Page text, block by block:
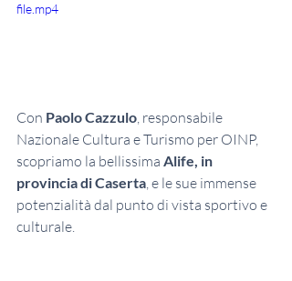
file.mp4
Con Paolo Cazzulo , responsabile
Nazionale Cultura e Turismo per OINP,
scopriamo la bellissima Alife, in
provincia di Caserta , e le sue immense
potenzialità dal punto di vista sportivo e
culturale.